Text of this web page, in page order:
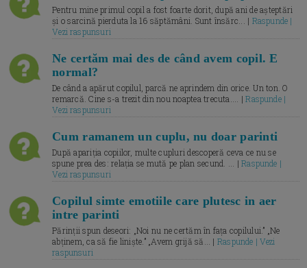
Pentru mine primul copil a fost foarte dorit, după ani de așteptări
și o sarcină pierduta la 16 săptămâni. Sunt însărc... | Raspunde |
Vezi raspunsuri
Ne certăm mai des de când avem copil. E
normal?
De când a apărut copilul, parcă ne aprindem din orice. Un ton. O
remarcă. Cine s-a trezit din nou noaptea trecuta.... |Raspunde |
Vezi raspunsuri
Cum ramanem un cuplu, nu doar parinti
După apariția copiilor, multe cupluri descoperă ceva ce nu se
spune prea des: relația se mută pe plan secund. ... |Raspunde |
Vezi raspunsuri
Copilul simte emotiile care plutesc in aer
intre parinti
Părinții spun deseori: „Noi nu ne certăm în fața copilului.” „Ne
abținem, ca să fie liniște.” „Avem grijă să... | Raspunde | Vezi
raspunsuri